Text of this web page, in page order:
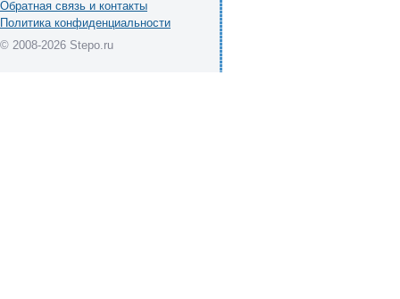
Обратная связь и контакты
Политика конфиденциальности
© 2008-2026 Stepo.ru